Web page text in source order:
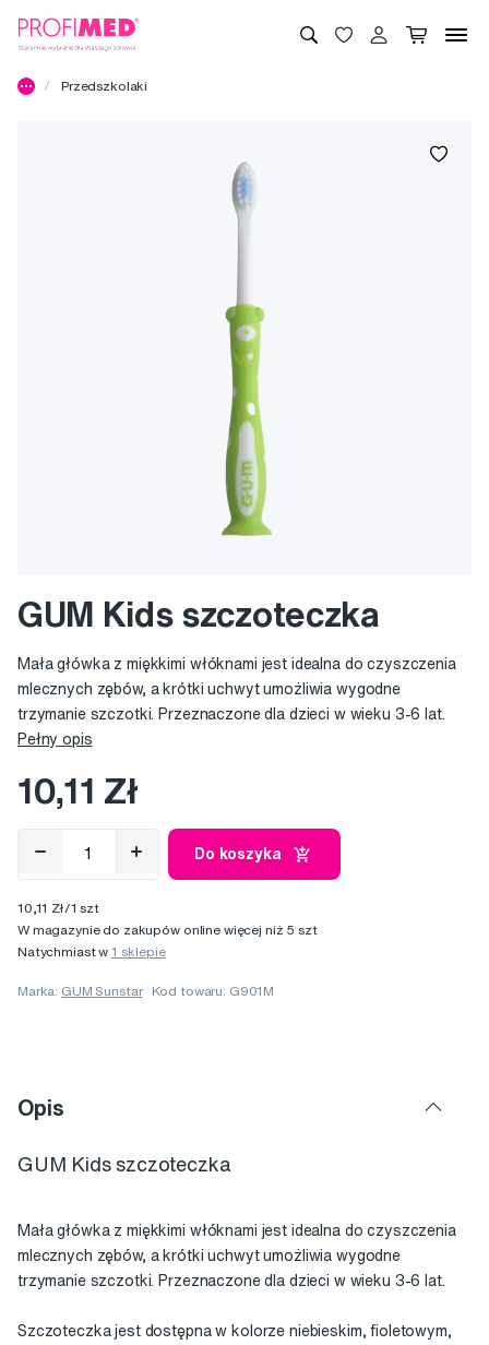
Przedszkolaki
GUM Kids szczoteczka
Mała główka z miękkimi włóknami jest idealna do czyszczenia
mlecznych zębów, a krótki uchwyt umożliwia wygodne
trzymanie szczotki. Przeznaczone dla dzieci w wieku 3-6 lat.
Pełny opis
10,11 Zł
Do koszyka
10,11 Zł/1 szt
W magazynie do zakupów online więcej niż 5 szt
Natychmiast w1 sklepie
Marka: GUM Sunstar Kod towaru: G901M
Opis
GUM Kids szczoteczka
Mała główka z miękkimi włóknami jest idealna do czyszczenia
mlecznych zębów, a krótki uchwyt umożliwia wygodne
trzymanie szczotki. Przeznaczone dla dzieci w wieku 3-6 lat.
Szczoteczka jest dostępna w kolorze niebieskim, fioletowym,